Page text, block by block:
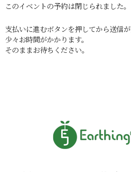
このイベントの予約は閉じられました。
支払いに進むボタンを押してから送信が
少々お時間がかかります。
そのままお待ちください。